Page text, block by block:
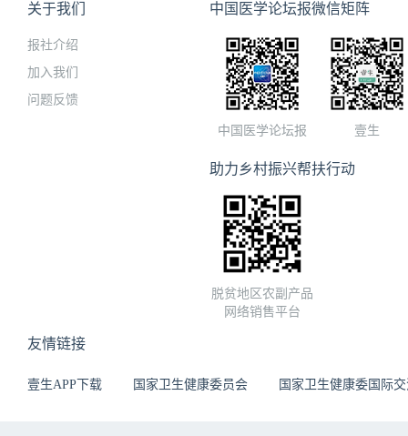
关于我们
报社介绍
加入我们
问题反馈
中国医学论坛报微信矩阵
中国医学论坛报 壹生
助力乡村振兴帮扶行动
脱贫地区农副产品
网络销售平台
友情链接
壹生APP下载 国家卫生健康委员会 国家卫生健康委国际